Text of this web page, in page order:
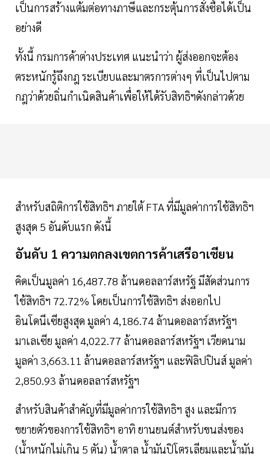
เป็นการสร้างแต้มต่อทางภาษีและกระตุ้นการสั่งซื้อได้เป็น
อย่างดี
ทั้งนี้ กรมการค้าต่างประเทศ แนะนำว่า ผู้ส่งออกจะต้อง
ตระหนักรู้ถึงกฎ ระเบียบและมาตรการต่างๆ ที่เป็นไปตาม
กฎว่าด้วยถิ่นกำเนิดสินค้าเพื่อให้ได้รับสิทธิฯดังกล่าวด้วย
สำหรับสถิติการใช้สิทธิฯ ภายใต้ FTA ที่มีมูลค่าการใช้สิทธิฯ
สูงสุด 5 อันดับแรก ดังนี้
อันดับ 1 ความตกลงเขตการค้าเสรีอาเซียน
คิดเป็นมูลค่า 16,487.78 ล้านดอลลาร์สหรัฐ มีสัดส่วนการ
ใช้สิทธิฯ 72.72% โดยเป็นการใช้สิทธิฯ ส่งออกไป
อินโดนีเซียสูงสุด มูลค่า 4,186.74 ล้านดอลลาร์สหรัฐฯ
มาเลเซีย มูลค่า 4,022.77 ล้านดอลลาร์สหรัฐฯ เวียดนาม
มูลค่า 3,663.11 ล้านดอลลาร์สหรัฐฯ และฟิลิปปินส์ มูลค่า
2,850.93 ล้านดอลลาร์สหรัฐฯ
สำหรับสินค้าสำคัญที่มีมูลค่าการใช้สิทธิฯ สูง และมีการ
ขยายตัวของการใช้สิทธิฯ อาทิ ยานยนต์สำหรับขนส่งของ
(น้ำหนักไม่เกิน 5 ตัน) น้ำตาล น้ำมันปิโตรเลียมและน้ำมัน